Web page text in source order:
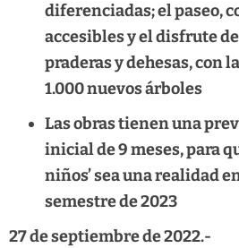
diferenciadas; el paseo,
accesibles y el disfrute
praderas y dehesas, con
1.000 nuevos árboles
Las obras tienen una
inicial de 9 meses, para
niños’ sea una realidad
semestre de 2023
27 de septiembre de 2022.-